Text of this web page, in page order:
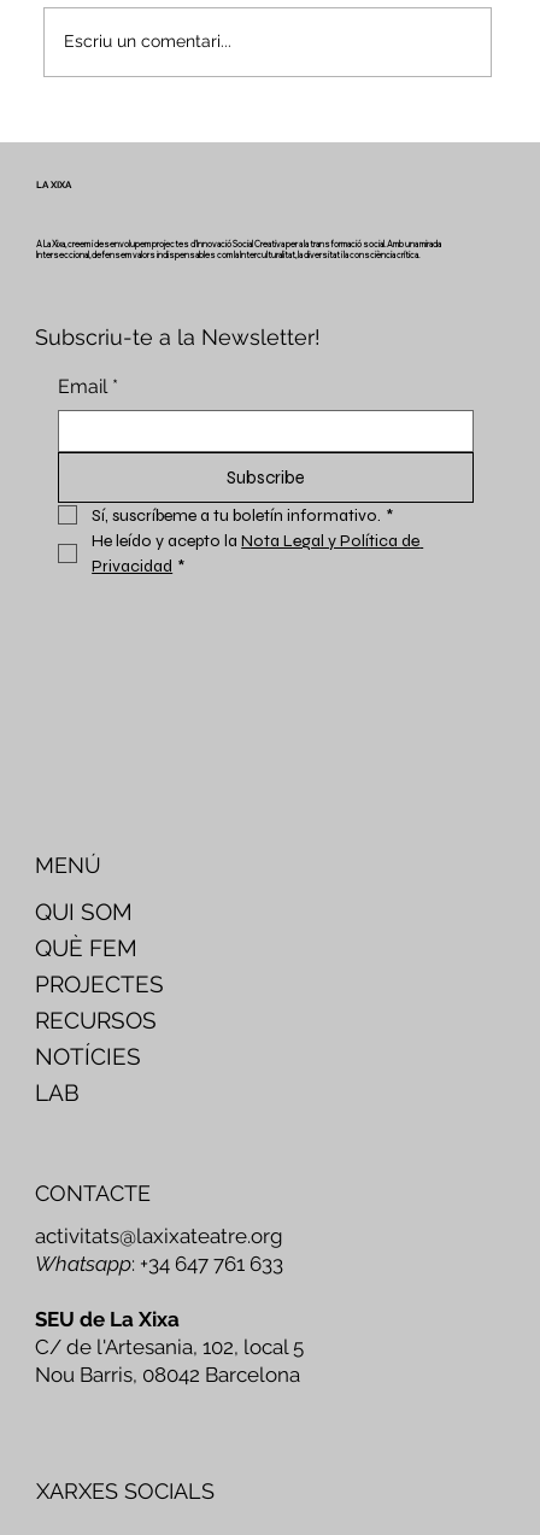
Escriu un comentari...
LA XIXA
A La Xixa, creem i desenvolupem projectes d'Innovació Social Creativa per a la transformació social. Amb una mirada
Interseccional, defensem valors indispensables com la Interculturalitat, la diversitat i la consciència crítica.
Subscriu-te a la Newsletter!
Email *
Subscribe
Sí, suscríbeme a tu boletín informativo. *
He leído y acepto la Nota Legal y Política de
Privacidad *
QUI SOM
QUÈ FEM
PROJECTES
RECURSOS
NOTÍCIES
LAB
MENÚ
CONTACTE
activitats@laxixateatre.org
Whatsapp: +34 647 761 633
SEU de La Xixa
C/ de l'Artesania, 102, local 5
Nou Barris, 08042 Barcelona
XARXES SOCIALS